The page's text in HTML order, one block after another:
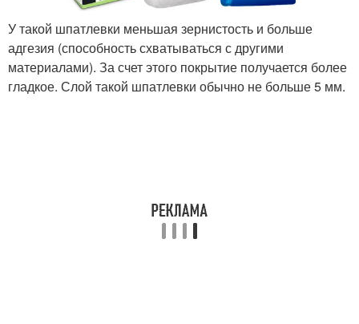
У такой шпатлевки меньшая зернистость и больше
адгезия (способность схватываться с другими
материалами). За счет этого покрытие получается более
гладкое. Слой такой шпатлевки обычно не больше 5 мм.